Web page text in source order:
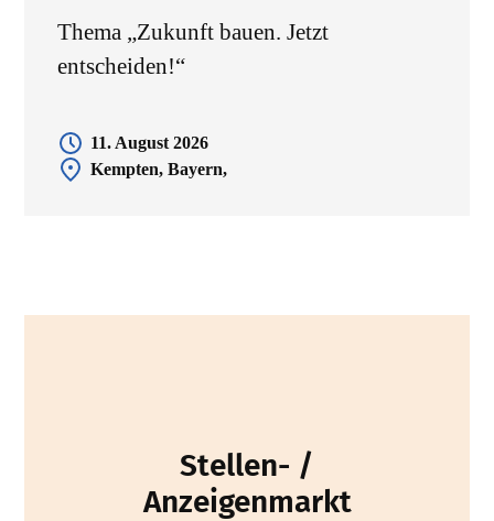
Thema „Zukunft bauen. Jetzt
entscheiden!“
11. August 2026
Kempten, Bayern,
Stellen- /
Anzeigenmarkt